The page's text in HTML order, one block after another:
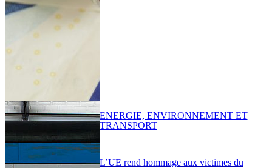
L’UE rend hommage aux victimes du
ENERGIE, ENVIRONNEMENT ET
TRANSPORT